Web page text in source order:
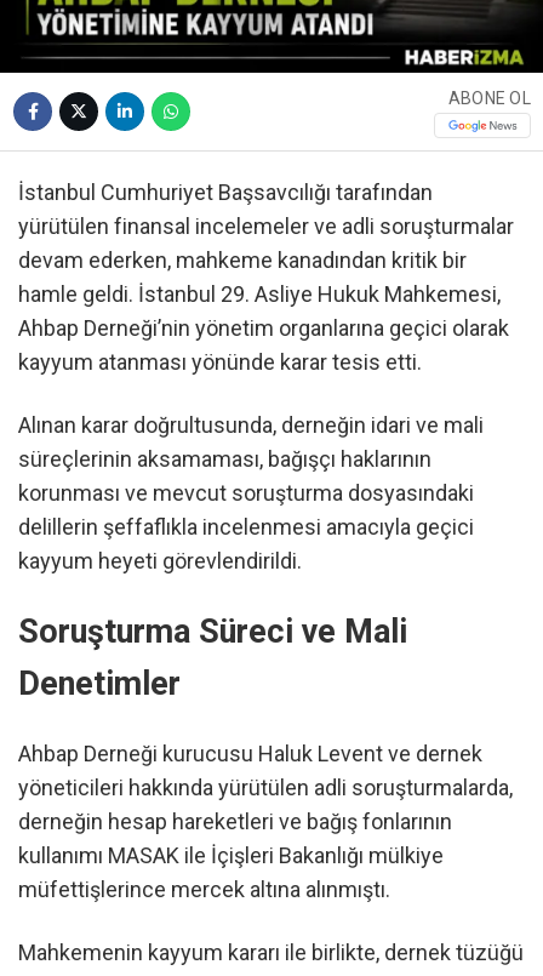
ABONE OL
İstanbul Cumhuriyet Başsavcılığı tarafından
yürütülen finansal incelemeler ve adli soruşturmalar
devam ederken, mahkeme kanadından kritik bir
hamle geldi. İstanbul 29. Asliye Hukuk Mahkemesi,
Ahbap Derneği’nin yönetim organlarına geçici olarak
kayyum atanması yönünde karar tesis etti.
Alınan karar doğrultusunda, derneğin idari ve mali
süreçlerinin aksamaması, bağışçı haklarının
korunması ve mevcut soruşturma dosyasındaki
delillerin şeffaflıkla incelenmesi amacıyla geçici
kayyum heyeti görevlendirildi.
Soruşturma Süreci ve Mali
Denetimler
Ahbap Derneği kurucusu Haluk Levent ve dernek
yöneticileri hakkında yürütülen adli soruşturmalarda,
derneğin hesap hareketleri ve bağış fonlarının
kullanımı MASAK ile İçişleri Bakanlığı mülkiye
müfettişlerince mercek altına alınmıştı.
Mahkemenin kayyum kararı ile birlikte, dernek tüzüğü